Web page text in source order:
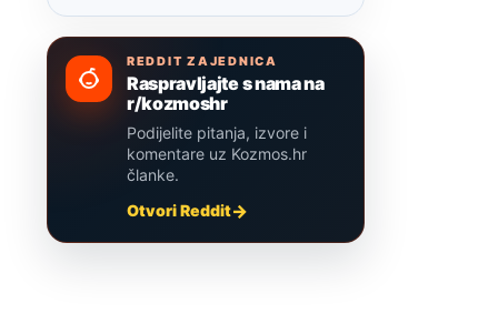
REDDIT ZAJEDNICA
Raspravljajte s nama na
r/kozmoshr
Podijelite pitanja, izvore i
komentare uz Kozmos.hr
članke.
Otvori Reddit